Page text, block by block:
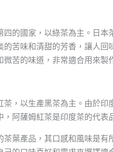
四的國家，以綠茶為主。日
的苦味和清甜的芳香，讓人
苦的味道，非常適合用來製
茶，以生產黑茶為主。由於
阿薩姆紅茶是印度茶的代表
茶葉產品，其口感和風味是